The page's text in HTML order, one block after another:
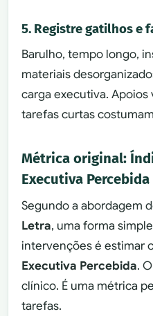
5. Registre gatilhos e
Barulho, tempo longo,
materiais
carga executiva.
tarefas curtas
Métrica original:
Executiva Percebida
Segundo a abordagem
Letra, uma forma
intervenções é estimar
Executiva Percebida.
clínico. É uma métrica
tarefas.